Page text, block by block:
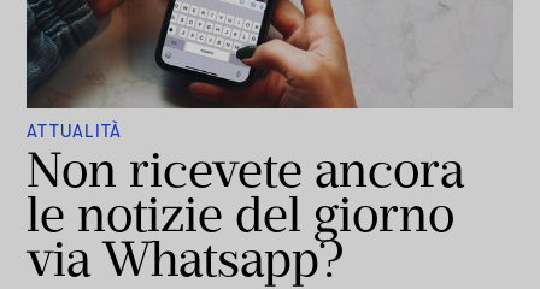
ATTUALITÀ
Non ricevete ancora
le notizie del giorno
via Whatsapp?